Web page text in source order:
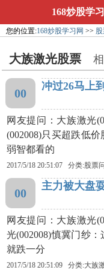
168炒股学
您的位置:168炒股学习网 >>
大族激光股票
00
冲过26马上
网友提问：大族激光
(002008)只买超跌低
弱智都看的
2017/5/18 20:51:07 分类:股票
00
主力被大盘
网友提问：大族激光
光(002008)慎冀门纱
就跌一分
2017/5/18 20:51:09 分类:大族